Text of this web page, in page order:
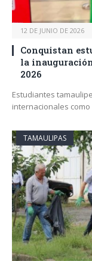
12 DE JUNIO DE 2026
Conquistan
la
2026
Estudiantes
internacionales
TAMAULIPAS